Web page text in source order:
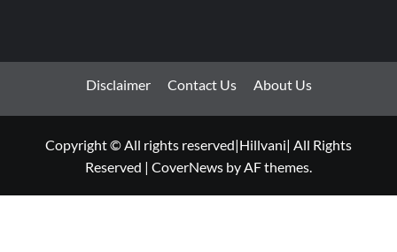
Disclaimer Contact Us About Us
Copyright © All rights reserved|Hillvani| All Rights
Reserved | CoverNews by AF themes.